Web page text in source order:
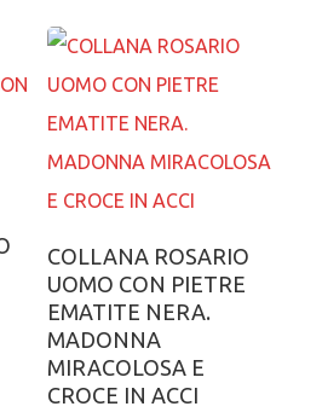
Aggiungi al carrello
COLLANA ROSARIO
UOMO CON PIETRE
EMATITE NERA.
MADONNA
MIRACOLOSA E
CROCE IN ACCI